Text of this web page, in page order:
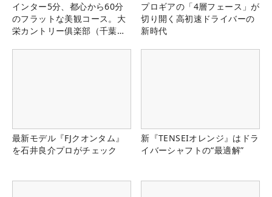
インター5分、都心から60分
のフラットな美観コース。大
栄カントリー俱楽部（千葉
プロギアの「4層フェース」が
切り開く高初速ドライバーの
新時代
最新モデル『FJクオンタム』
を石井良介プロがチェック
新『TENSEIオレンジ』はドラ
イバーシャフトの“最適解”